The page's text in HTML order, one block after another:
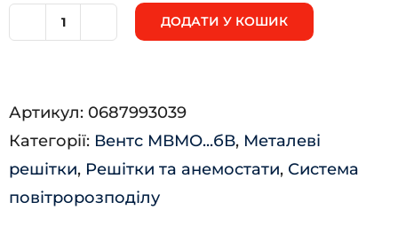
МВМО
коричнева
кількість
ДОДАТИ У КОШИК
Артикул: 0687993039
Категорії: Вентс МВМО...бВ, Металеві
решітки, Решітки та анемостати, Система
повітророзподілу